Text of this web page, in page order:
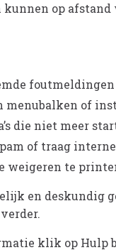
kunnen op afstand
menubalken of
die niet meer
of traag
weigeren te
en deskundig
klik op Hulp